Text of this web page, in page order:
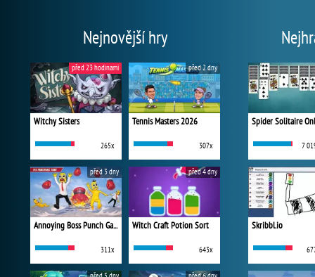
Nejnovější hry
Witchy Sisters
265x
před 23 hodinami
Tennis Masters 2026
307x
před 2 dny
Annoying Boss Punch Game
311x
před 3 dny
Witch Craft Potion Sort
643x
před 4 dny
Spider Solitaire
7
Skribbl.io